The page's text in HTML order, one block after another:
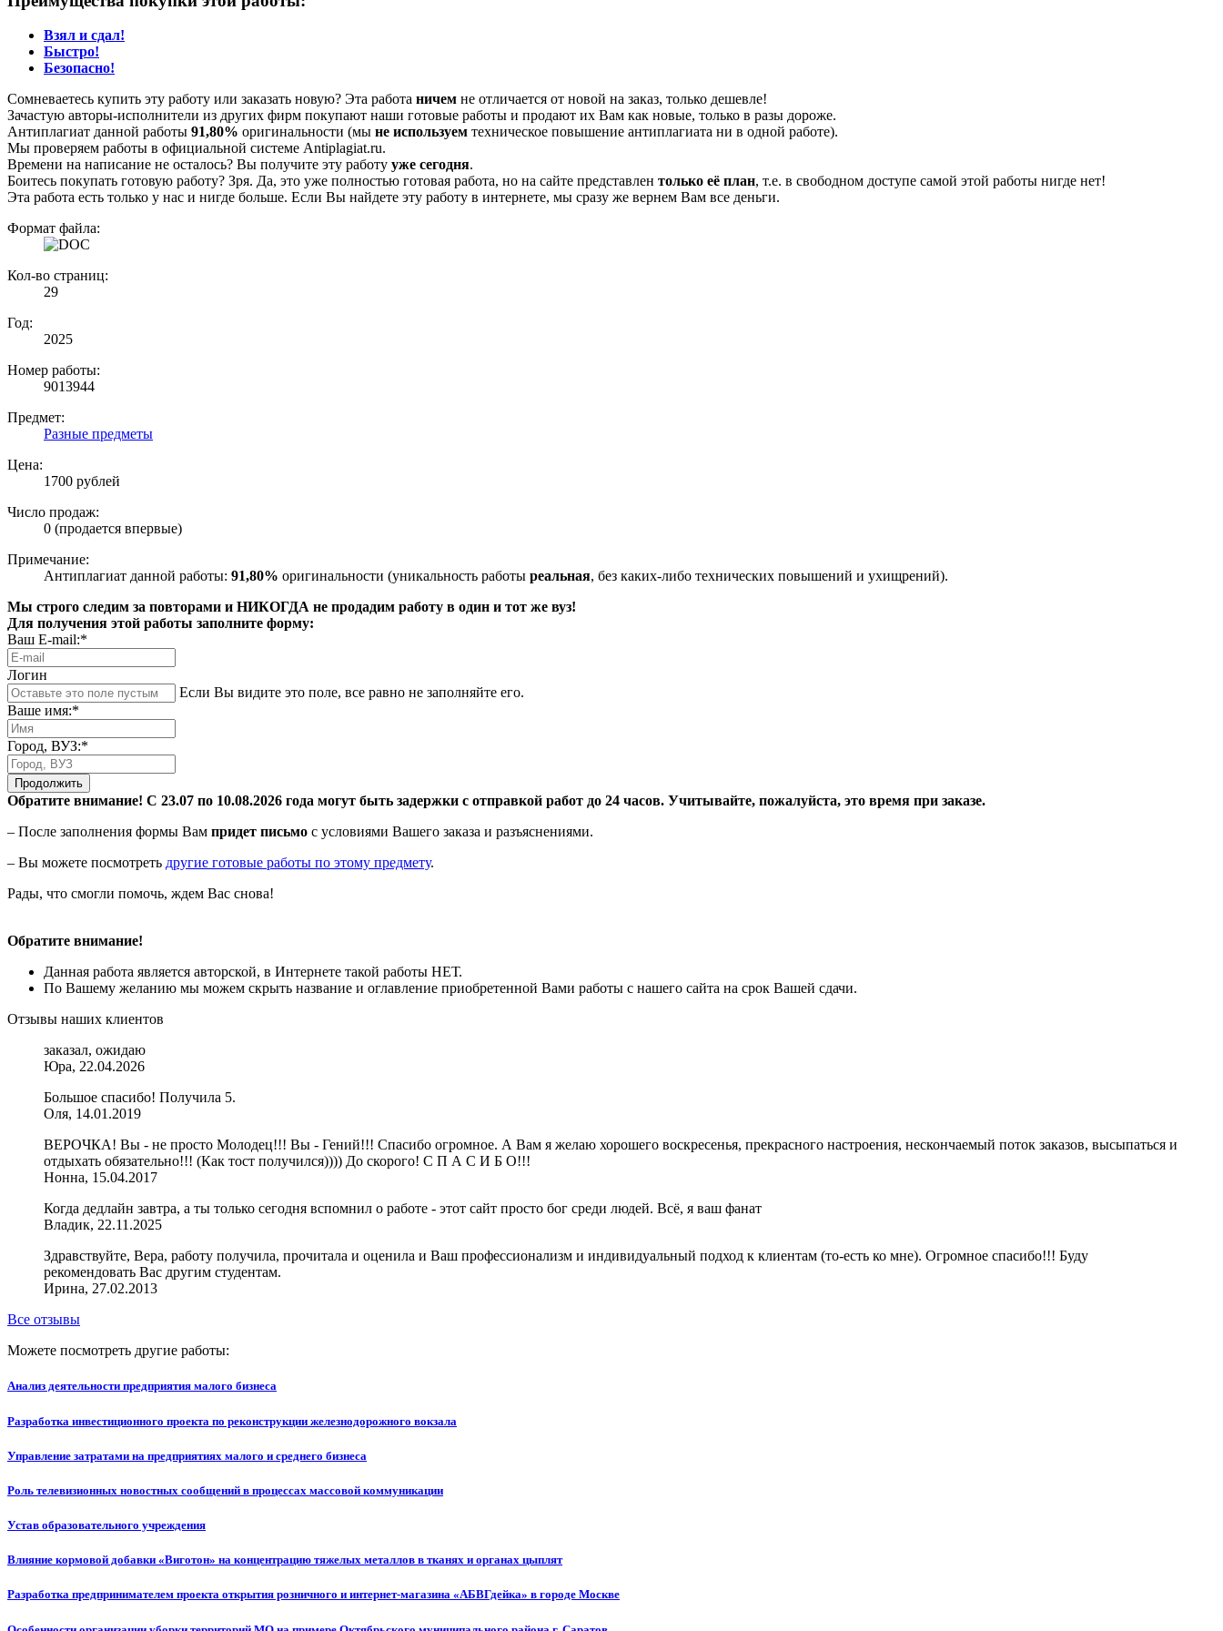
Взял и сдал!
Быстро!
Безопасно!
Сомневаетесь купить эту работу или заказать новую? Эта работа ничем не отличается от новой на заказ, только дешевле!
Зачастую авторы-исполнители из других фирм покупают наши готовые работы и продают их Вам как новые, только в разы дороже.
Антиплагиат данной работы 91,80% оригинальности (мы не используем техническое повышение антиплагиата ни в одной работе).
Мы проверяем работы в официальной системе Аntiplagiat.ru.
Времени на написание не осталось? Вы получите эту работу уже сегодня.
Боитесь покупать готовую работу? Зря. Да, это уже полностью готовая работа, но на сайте представлен только её план, т.е. в свободном доступе самой этой работы нигде нет!
Эта работа есть только у нас и нигде больше. Если Вы найдете эту работу в интернете, мы сразу же вернем Вам все деньги.
Формат файла:
Кол-во страниц:
29
Год:
2025
Номер работы:
9013944
Предмет:
Разные предметы
Цена:
1700 рублей
Число продаж:
0 (продается впервые)
Примечание:
Антиплагиат данной работы: 91,80% оригинальности (уникальность работы реальная, без каких-либо технических повышений и ухищрений).
Мы строго следим за повторами и НИКОГДА не продадим работу в один и тот же вуз!
Для получения этой работы заполните форму:
Ваш E-mail:*
Логин
Если Вы видите это поле, все равно не заполняйте его.
Ваше имя:*
Город, ВУЗ:*
Продолжить
Обратите внимание! С 23.07 по 10.08.2026 года могут быть задержки с отправкой работ до 24 часов. Учитывайте, пожалуйста, это время при заказе.
– После заполнения формы Вам придет письмо с условиями Вашего заказа и разъяснениями.
– Вы можете посмотреть другие готовые работы по этому предмету.
Рады, что смогли помочь, ждем Вас снова!
Обратите внимание!
Данная работа является авторской, в Интернете такой работы НЕТ.
По Вашему желанию мы можем скрыть название и оглавление приобретенной Вами работы с нашего сайта на срок Вашей сдачи.
Отзывы наших клиентов
заказал, ожидаю
Юра, 22.04.2026
Большое спасибо! Получила 5.
Оля, 14.01.2019
ВЕРОЧКА! Вы - не просто Молодец!!! Вы - Гений!!! Спасибо огромное. А Вам я желаю хорошего воскресенья, прекрасного настроения, нескончаемый поток заказов, высыпаться и
отдыхать обязательно!!! (Как тост получился)))) До скорого! С П А С И Б О!!!
Нонна, 15.04.2017
Когда дедлайн завтра, а ты только сегодня вспомнил о работе - этот сайт просто бог среди людей. Всё, я ваш фанат
Владик, 22.11.2025
Здравствуйте, Вера, работу получила, прочитала и оценила и Ваш профессионализм и индивидуальный подход к клиентам (то-есть ко мне). Огромное спасибо!!! Буду
рекомендовать Вас другим студентам.
Ирина, 27.02.2013
Все отзывы
Можете посмотреть другие работы:
Анализ деятельности предприятия малого бизнеса
Разработка инвестиционного проекта по реконструкции железнодорожного вокзала
Управление затратами на предприятиях малого и среднего бизнеса
Роль телевизионных новостных сообщений в процессах массовой коммуникации
Устав образовательного учреждения
Влияние кормовой добавки «Виготон» на концентрацию тяжелых металлов в тканях и органах цыплят
Разработка предпринимателем проекта открытия розничного и интернет-магазина «АБВГдейка» в городе Москве